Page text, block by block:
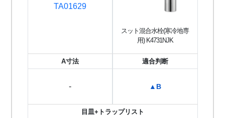
TA01629
スット混合水栓(寒冷地専
用) K4731NJK
A寸法
-
適合判断
▲B
目皿+トラップリスト